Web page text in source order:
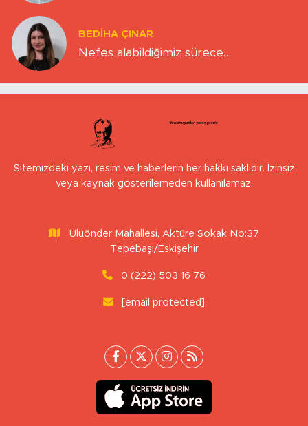
BEDIHA ÇINAR
Nefes alabildiğimiz sürece…
Sitemizdeki yazı, resim ve haberlerin her hakkı saklıdır. İzinsiz
veya kaynak gösterilemeden kullanılamaz.
Uluönder Mahallesi, Aktüre Sokak No:37
Tepebaşı/Eskişehir
0 (222) 503 16 76
[email protected]